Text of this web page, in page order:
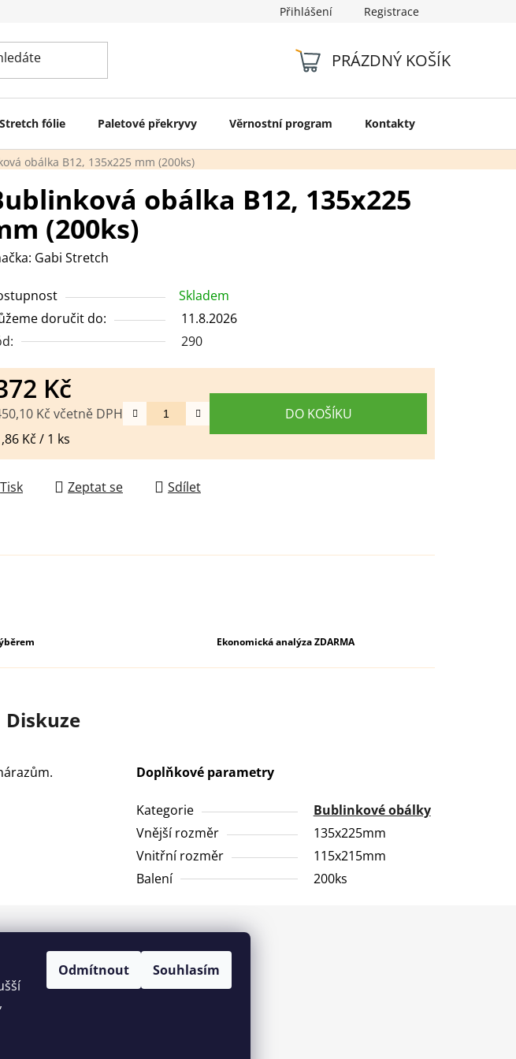
Odmítnout Souhlasím
zboží Přihlášení Registrace
NÁKUPNÍ
KOŠÍK
PRÁZDNÝ KOŠÍK
Stretch fólie Paletové překryvy Věrnostní program Kontakty
obálka B12, 135x225 mm (200ks)
obálka B12, 135x225
(200ks)
Gabi Stretch
Skladem
doručit do:
11.8.2026
290
Kč
Kč včetně DPH
cena:
Kč / 1 ks
DO KOŠÍKU
Tisk Zeptat se Sdílet
Ekonomická analýza ZDARMA
Diskuze
Doplňkové parametry
Kategorie
Bublinkové obálky
Vnější rozměr
135x225mm
Vnitřní rozměr
115x215mm
Balení
200ks
Informace pro vás